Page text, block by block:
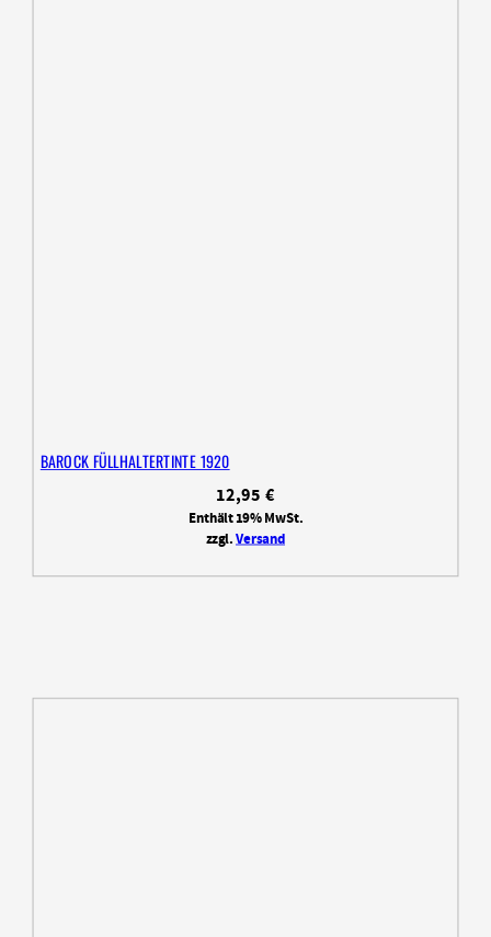
BAROCK FÜLLHALTERTINTE 1920
12,95 €
Enthält 19% MwSt.
zzgl.Versand